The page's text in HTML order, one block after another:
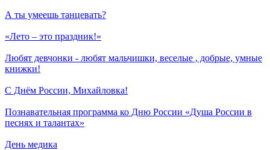
А ты умеешь танцевать?
«Лето – это праздник!»
Любят девчонки - любят мальчишки, веселые , добрые, умные
книжки!
С Днём России, Михайловка!
Познавательная программа ко Дню России «Душа России в
песнях и талантах»
День медика